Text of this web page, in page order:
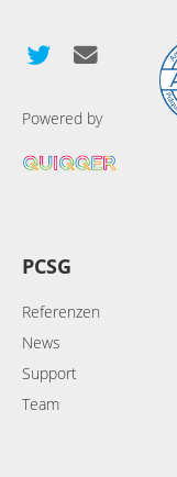
Powered by
PCSG
Referenzen
News
Support
Team